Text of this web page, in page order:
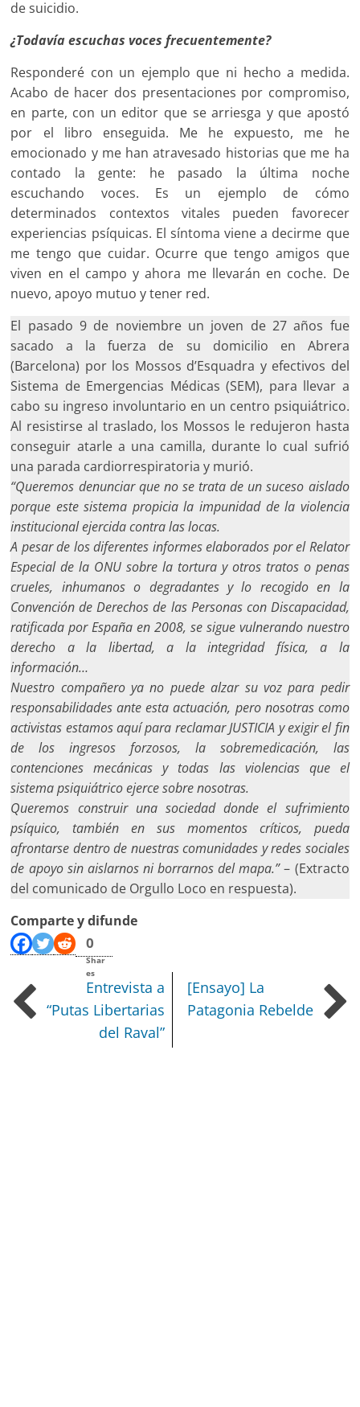
de suicidio.
¿Todavía escuchas voces frecuentemente?
Responderé con un ejemplo que ni hecho a medida.
Acabo de hacer dos presentaciones por compromiso,
en parte, con un editor que se arriesga y que apostó
por el libro enseguida. Me he expuesto, me he
emocionado y me han atravesado historias que me ha
contado la gente: he pasado la última noche
escuchando voces. Es un ejemplo de cómo
determinados contextos vitales pueden favorecer
experiencias psíquicas. El síntoma viene a decirme que
me tengo que cuidar. Ocurre que tengo amigos que
viven en el campo y ahora me llevarán en coche. De
nuevo, apoyo mutuo y tener red.
El pasado 9 de noviembre un joven de 27 años fue
sacado a la fuerza de su domicilio en Abrera
(Barcelona) por los Mossos d’Esquadra y efectivos del
Sistema de Emergencias Médicas (SEM), para llevar a
cabo su ingreso involuntario en un centro psiquiátrico.
Al resistirse al traslado, los Mossos le redujeron hasta
conseguir atarle a una camilla, durante lo cual sufrió
una parada cardiorrespiratoria y murió.
“Queremos denunciar que no se trata de un suceso aislado
porque este sistema propicia la impunidad de la violencia
institucional ejercida contra las locas.
A pesar de los diferentes informes elaborados por el Relator
Especial de la ONU sobre la tortura y otros tratos o penas
crueles, inhumanos o degradantes y lo recogido en la
Convención de Derechos de las Personas con Discapacidad,
ratificada por España en 2008, se sigue vulnerando nuestro
derecho a la libertad, a la integridad física, a la
información…
Nuestro compañero ya no puede alzar su voz para pedir
responsabilidades ante esta actuación, pero nosotras como
activistas estamos aquí para reclamar JUSTICIA y exigir el fin
de los ingresos forzosos, la sobremedicación, las
contenciones mecánicas y todas las violencias que el
sistema psiquiátrico ejerce sobre nosotras.
Queremos construir una sociedad donde el sufrimiento
psíquico, también en sus momentos críticos, pueda
afrontarse dentro de nuestras comunidades y redes sociales
de apoyo sin aislarnos ni borrarnos del mapa.”– (Extracto
del comunicado de Orgullo Loco en respuesta).
Comparte y difunde
0
Shar
es
Entrevista a
“Putas Libertarias
del Raval”
[Ensayo] La
Patagonia Rebelde